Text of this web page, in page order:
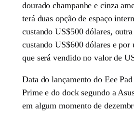
dourado champanhe e cinza
terá duas opção de espaço
custando US$500 dólares,
custando US$600 dólares e
que será vendido no valor de
Data do lançamento do Eee
Prime e do dock segundo a
em algum momento de